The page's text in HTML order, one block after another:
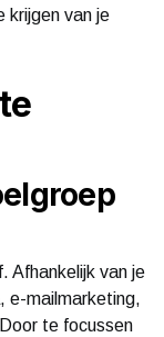
krijgen van je
Afhankelijk van je
e-mailmarketing,
te focussen